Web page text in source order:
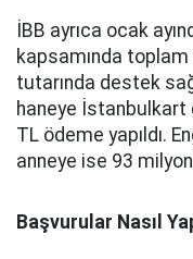
İBB ayrıca ocak
kapsamında
tutarında destek
haneye İstanbulkart
TL ödeme yapıldı.
anneye ise 93
Başvurular Nasıl